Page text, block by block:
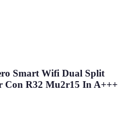
Smart Wifi Dual Split
Con R32 Mu2r15 In A+++